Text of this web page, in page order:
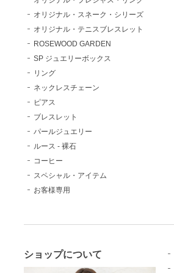
オリジナル・スネーク・シリーズ
オリジナル・テニスブレスレット
ROSEWOOD GARDEN
SP ジュエリーボックス
リング
ネックレスチェーン
ピアス
ブレスレット
パールジュエリー
ルース - 裸石
コーヒー
スペシャル・アイテム
お客様専用
ショップについて